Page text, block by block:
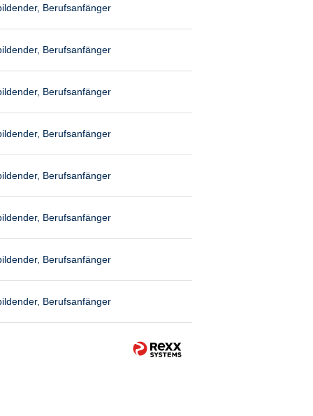
Berufsanfänger
Berufsanfänger
Berufsanfänger
Berufsanfänger
Berufsanfänger
Berufsanfänger
Berufsanfänger
Berufsanfänger